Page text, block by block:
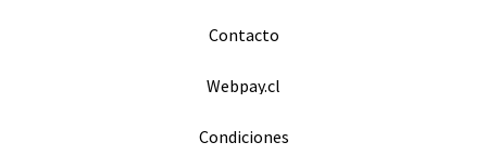
Contacto
Webpay.cl
Condiciones